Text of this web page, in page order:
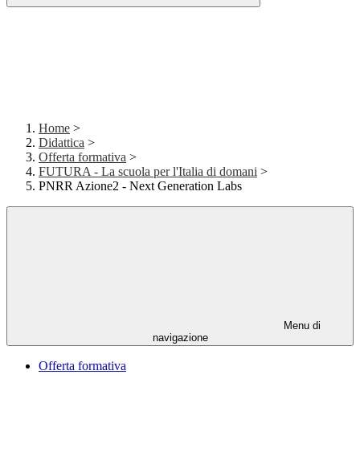
Home >
Didattica >
Offerta formativa >
FUTURA - La scuola per l'Italia di domani >
PNRR Azione2 - Next Generation Labs
Menu di
navigazione
Offerta formativa